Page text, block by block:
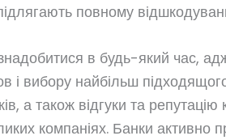
повному
в будь-який час,
і вибору найбільш
а також відгуки та
компаніях. Банки активно